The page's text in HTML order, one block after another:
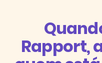
Rapport,